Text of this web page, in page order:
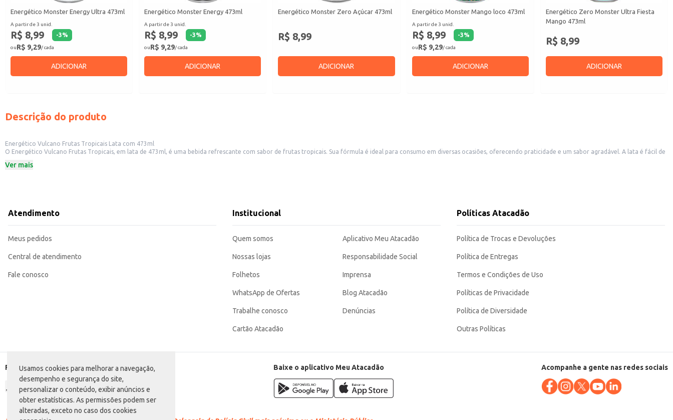
Usamos cookies para melhorar a navegação,
desempenho e segurança do site,
personalizar o conteúdo, exibir anúncios e
obter estatísticas. As permissões podem ser
alteradas, exceto no caso dos cookies
Energético Monster Energy Ultra 473ml
A partir de 3 unid.
R$ 8,99 -3%
ouR$ 9,29/ cada
ADICIONAR
Energético Monster Energy 473ml
A partir de 3 unid.
R$ 8,99 -3%
ouR$ 9,29/ cada
ADICIONAR
Energético Monster Zero Açúcar 473ml
R$ 8,99
ADICIONAR
Energético Monster Mango loco 473ml
A partir de 3 unid.
R$ 8,99 -3%
ouR$ 9,29/ cada
ADICIONAR
Energético Zero Monster Ultra Fiesta
Mango 473ml
R$ 8,99
ADICIONAR
Descrição do produto
Energético Vulcano Frutas Tropicais Lata com 473ml
O Energético Vulcano Frutas Tropicais, em lata de 473ml, é uma bebida refrescante com sabor de frutas tropicais. Sua fórmula é ideal para consumo em diversas ocasiões, oferecendo praticidade e um sabor agradável. A lata é fácil de
em eventos ou como parte do estoque de máquinas de venda automática.
O Energético Vulcano Frutas Tropicais em lata de 473ml oferece uma combinação de praticidade e sabor, sendo uma opção versátil para diferentes públicos e contextos de consumo. Sua embalagem individual facilita o manuseio e o
consumo, contribuindo para uma experiência eficiente e satisfatória.
Departamento: Bebidas
Conteúdo: 473ml
Ver mais
Atendimento
Meus pedidos
Central de atendimento
Fale conosco
Institucional
Quem somos
Nossas lojas
Folhetos
WhatsApp de Ofertas
Trabalhe conosco
Cartão Atacadão
Aplicativo Meu Atacadão
Responsabilidade Social
Imprensa
Blog Atacadão
Denúncias
Políticas Atacadão
Política de Trocas e Devoluções
Política de Entregas
Termos e Condições de Uso
Políticas de Privacidade
Política de Diversidade
Outras Políticas
Formas de pagamento Baixe o aplicativo Meu Atacadão Acompanhe a gente nas redes sociais